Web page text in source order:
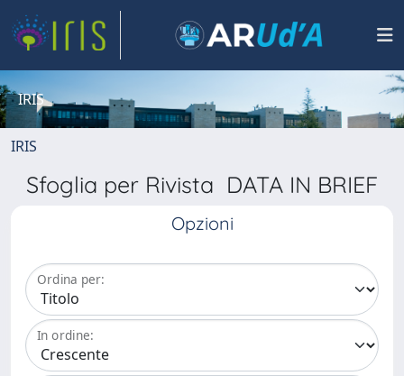
IRIS
IRIS
Sfoglia per Rivista DATA IN BRIEF
Opzioni
Ordina per:
In ordine: